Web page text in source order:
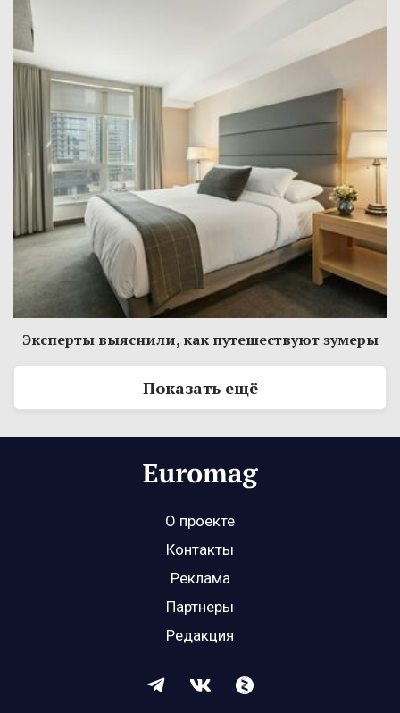
Эксперты выяснили, как путешествуют зумеры
Показать ещё
О проекте
Контакты
Реклама
Партнеры
Редакция